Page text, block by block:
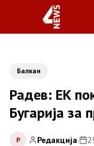
Балкан
Радев: ЕК
Бугарија за
Р Редакција|